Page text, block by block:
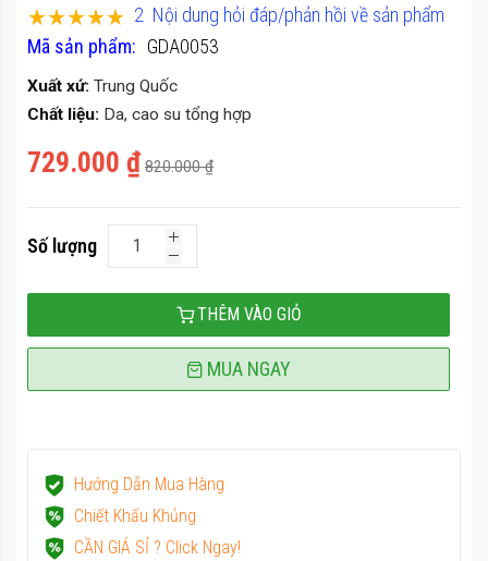
của
thư
viện
hình
Mã sản phẩm GDA0053
Xếp hạng:
100
% of100
2 Nội dung hỏi đáp/phản hồi về sản phẩm
729.000 ₫ 820.000 ₫
Xuất xứ: Trung Quốc
Chất liệu: Da, cao su tổng hợp
Số lượng
THÊM VÀO GIỎ
MUA NGAY
Hướng Dẫn Mua Hàng
Chiết Khấu Khủng
CẦN GIÁ SỈ ? Click Ngay!